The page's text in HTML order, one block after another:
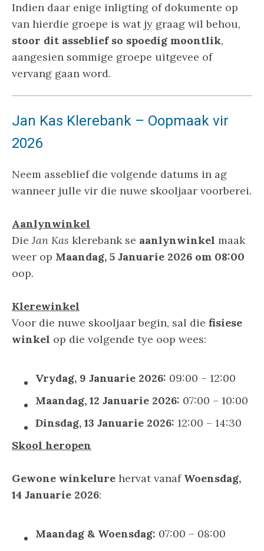
Indien daar enige inligting of dokumente op
van hierdie groepe is wat jy graag wil behou,
stoor dit asseblief so spoedig moontlik,
aangesien sommige groepe uitgevee of
vervang gaan word.
Jan Kas Klerebank – Oopmaak vir
2026
Neem asseblief die volgende datums in ag
wanneer julle vir die nuwe skooljaar voorberei.
Aanlynwinkel
DieJan Kas klerebank se aanlynwinkel maak
weer op Maandag, 5 Januarie 2026 om 08:00
oop.
Klerewinkel
Voor die nuwe skooljaar begin, sal die fisiese
winkel op die volgende tye oop wees:
Vrydag, 9 Januarie 2026: 09:00 – 12:00
Maandag, 12 Januarie 2026: 07:00 – 10:00
Dinsdag, 13 Januarie 2026: 12:00 – 14:30
Skool heropen
Gewone winkelure hervat vanaf Woensdag,
14 Januarie 2026:
Maandag & Woensdag: 07:00 – 08:00